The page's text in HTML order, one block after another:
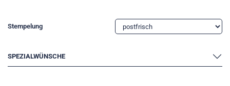
Stempelung
SPEZIALWÜNSCHE